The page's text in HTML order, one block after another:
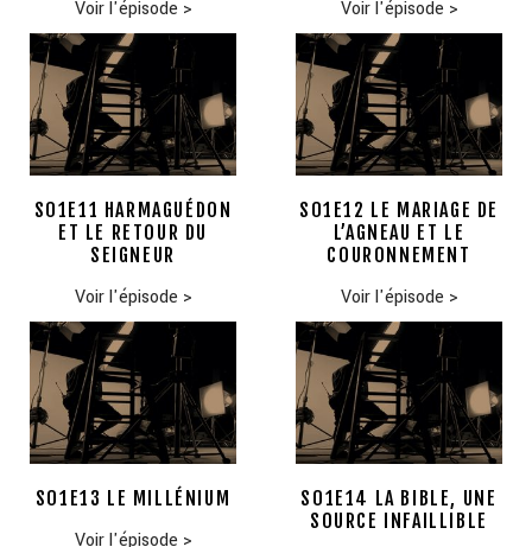
Voir l'épisode > Voir l'épisode >
S01E11 HARMAGUÉDON
ET LE RETOUR DU
SEIGNEUR
Voir l'épisode >
S01E12 LE MARIAGE DE
L’AGNEAU ET LE
COURONNEMENT
Voir l'épisode >
S01E13 LE MILLÉNIUM
Voir l'épisode >
S01E14 LA BIBLE, UNE
SOURCE INFAILLIBLE